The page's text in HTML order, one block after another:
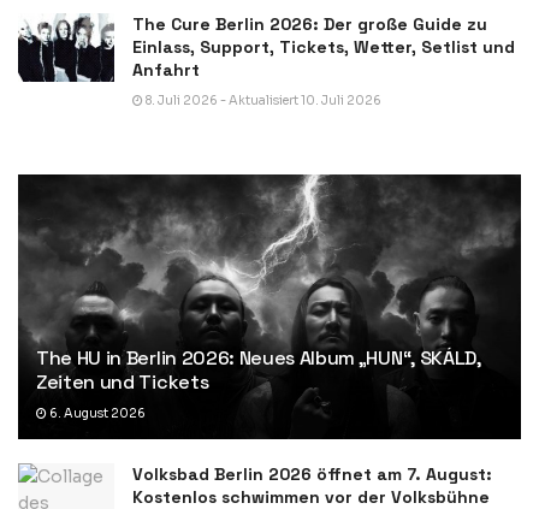
The Cure Berlin 2026: Der große Guide zu
Einlass, Support, Tickets, Wetter, Setlist und
Anfahrt
8. Juli 2026 - Aktualisiert 10. Juli 2026
The HU in Berlin 2026: Neues Album „HUN“, SKÁLD,
Zeiten und Tickets
6. August 2026
Volksbad Berlin 2026 öffnet am 7. August:
Kostenlos schwimmen vor der Volksbühne